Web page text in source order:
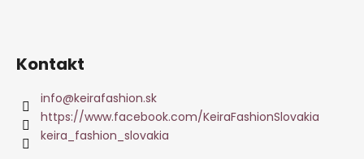
Kontakt
info@keirafashion.sk
https://www.facebook.com/KeiraFashionSlovakia
keira_fashion_slovakia